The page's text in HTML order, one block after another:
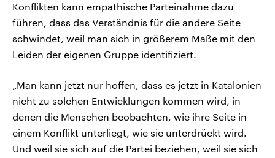
Konflikten kann empathische Parteinahme dazu
führen, dass das Verständnis für die andere Seite
schwindet, weil man sich in größerem Maße mit den
Leiden der eigenen Gruppe identifiziert.
„Man kann jetzt nur hoffen, dass es jetzt in Katalonien
nicht zu solchen Entwicklungen kommen wird, in
denen die Menschen beobachten, wie ihre Seite in
einem Konflikt unterliegt, wie sie unterdrückt wird.
Und weil sie sich auf die Partei beziehen, weil sie sich